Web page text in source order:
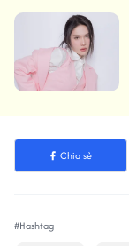
Chia sẻ
#Hashtag